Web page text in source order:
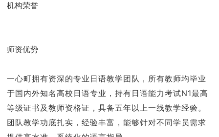
机构荣誉
师资优势
一心町拥有资深的专业日语教学团队，所有教师均毕业
于国内外知名高校日语专业，持有日语能力考试N1最高
等级证书及教师资格证，具备五年以上一线教学经验。
团队教学功底扎实，经验丰富，能够针对不同学员需求